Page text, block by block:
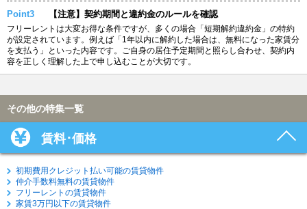
Point3 【注意】契約期間と違約金のルールを確認
フリーレントは大変お得な条件ですが、多くの場合「短期解約違約金」の特約
が設定されています。例えば「1年以内に解約した場合は、無料になった家賃分
を支払う」といった内容です。ご自身の居住予定期間と照らし合わせ、契約内
容を正しく理解した上で申し込むことが大切です。
その他の特集一覧
賃料･価格
初期費用クレジット払い可能の賃貸物件
仲介手数料無料の賃貸物件
フリーレントの賃貸物件
家賃3万円以下の賃貸物件